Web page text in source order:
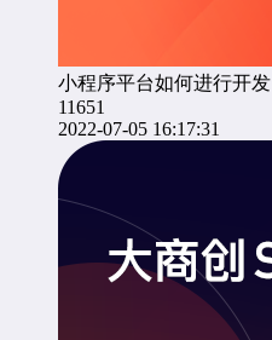
小程序平台如何进行开发
11651
2022-07-05 16:17:31